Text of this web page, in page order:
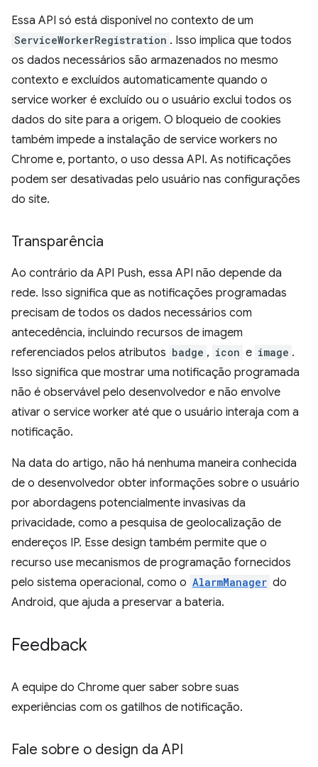
Essa API só está disponível no contexto de um
ServiceWorkerRegistration . Isso implica que todos
os dados necessários são armazenados no mesmo
contexto e excluídos automaticamente quando o
service worker é excluído ou o usuário exclui todos os
dados do site para a origem. O bloqueio de cookies
também impede a instalação de service workers no
Chrome e, portanto, o uso dessa API. As notificações
podem ser desativadas pelo usuário nas configurações
do site.
Transparência
Ao contrário da API Push, essa API não depende da
rede. Isso significa que as notificações programadas
precisam de todos os dados necessários com
antecedência, incluindo recursos de imagem
referenciados pelos atributos badge , icon e image .
Isso significa que mostrar uma notificação programada
não é observável pelo desenvolvedor e não envolve
ativar o service worker até que o usuário interaja com a
notificação.
Na data do artigo, não há nenhuma maneira conhecida
de o desenvolvedor obter informações sobre o usuário
por abordagens potencialmente invasivas da
privacidade, como a pesquisa de geolocalização de
endereços IP. Esse design também permite que o
recurso use mecanismos de programação fornecidos
pelo sistema operacional, como o AlarmManager do
Android, que ajuda a preservar a bateria.
Feedback
A equipe do Chrome quer saber sobre suas
experiências com os gatilhos de notificação.
Fale sobre o design da API